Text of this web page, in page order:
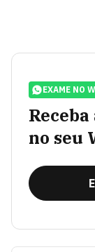
EXAME NO
no seu